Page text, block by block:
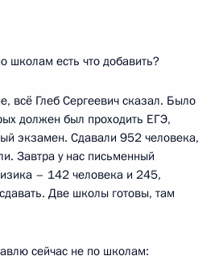
школам есть что добавить?
всё Глеб Сергеевич сказал. Было
должен был проходить ЕГЭ,
экзамен. Сдавали 952 человека,
Завтра у нас письменный
– 142 человека и 245,
сдавать. Две школы готовы, там
сейчас не по школам: